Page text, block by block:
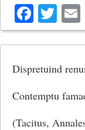
Dispretuind
Contemptu
(Tacitus,